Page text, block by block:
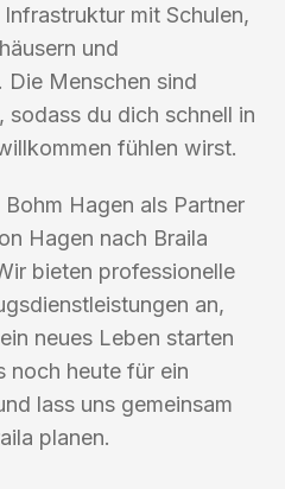
mit Schulen,
und
Die Menschen sind
du dich schnell in
fühlen wirst.
Hagen als Partner
Hagen nach Braila
bieten professionelle
an,
neues Leben starten
noch heute für ein
lass uns gemeinsam
planen.